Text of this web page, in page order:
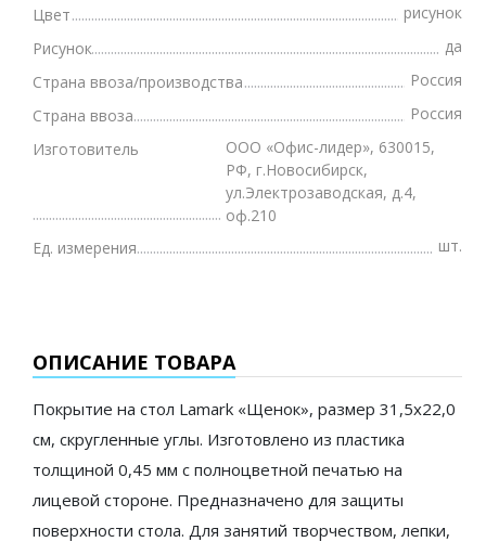
Цвет
рисунок
Рисунок
да
Страна ввоза/производства
Россия
Страна ввоза
Россия
Изготовитель
ООО «Офис-лидер», 630015,
РФ, г.Новосибирск,
ул.Электрозаводская, д.4,
оф.210
Ед. измерения
шт.
ОПИСАНИЕ ТОВАРА
Покрытие на стол Lamark «Щенок», размер 31,5х22,0
см, скругленные углы. Изготовлено из пластика
толщиной 0,45 мм с полноцветной печатью на
лицевой стороне. Предназначено для защиты
поверхности стола. Для занятий творчеством, лепки,